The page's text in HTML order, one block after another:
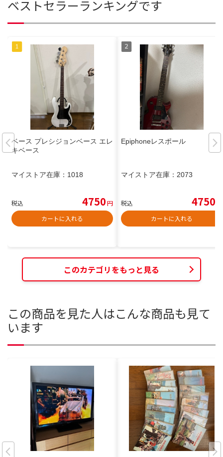
ベストセラーランキングです
ベース プレシジョンベース エレ
キベース
マイストア在庫： 1018
税込 4750円
カートに入れる
Epiphoneレスポール
マイストア在庫： 2073
税込 4750
カートに入れる
このカテゴリをもっと見る
この商品を見た人はこんな商品も見て
います